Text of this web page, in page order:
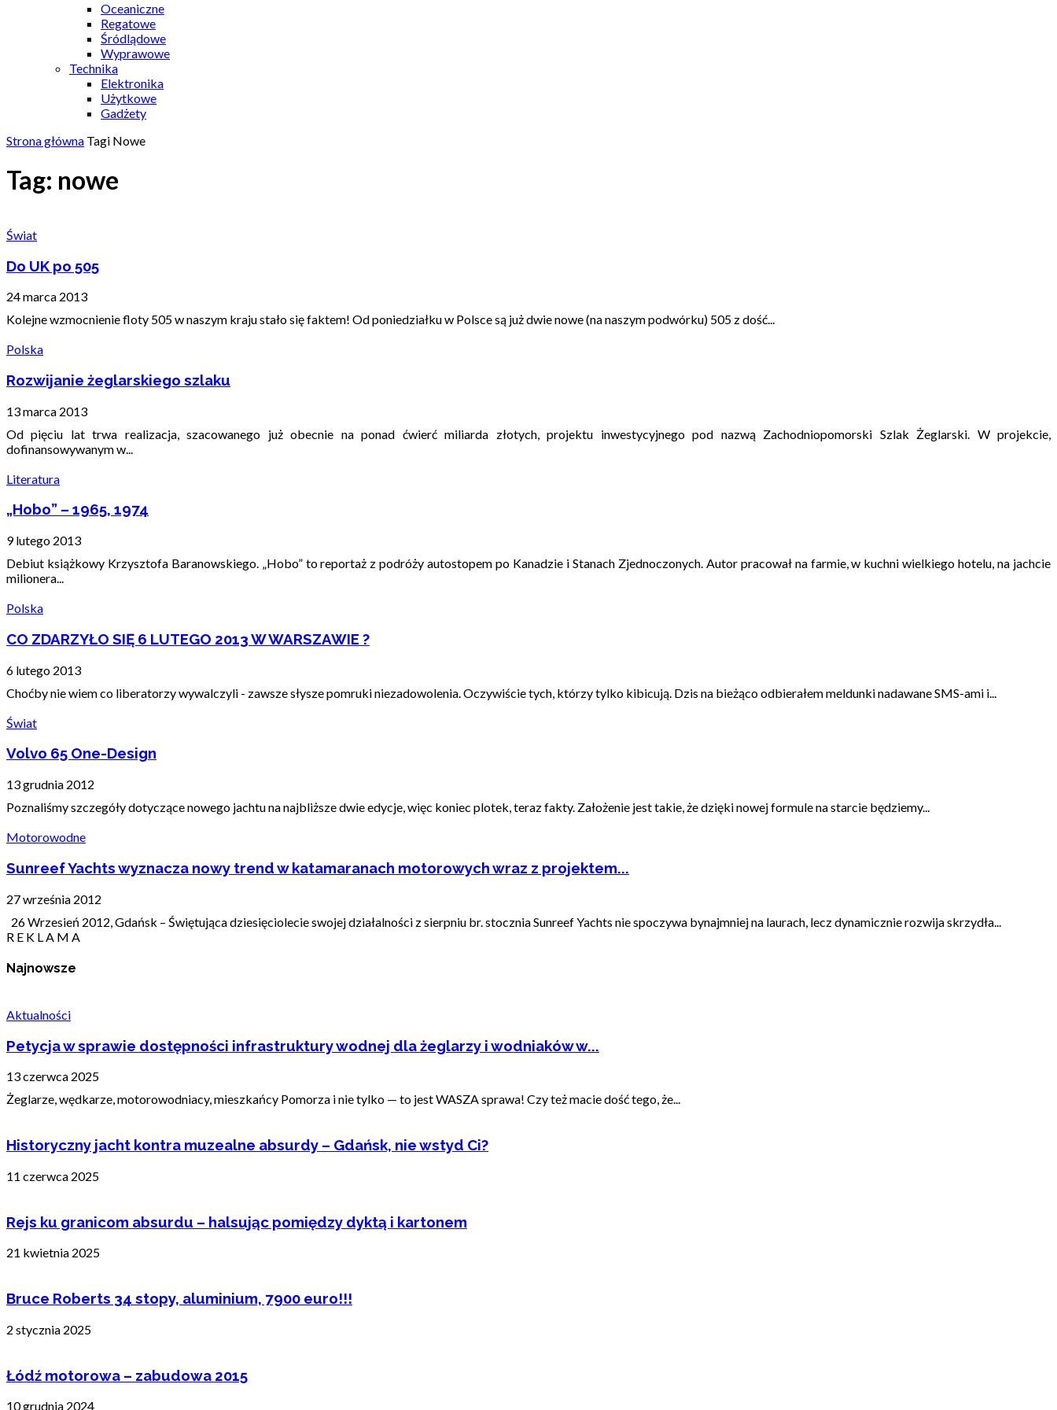
Oceaniczne
Regatowe
Śródlądowe
Wyprawowe
Technika
Elektronika
Użytkowe
Gadżety
Strona główna Tagi Nowe
Tag: nowe
Świat
Do UK po 505
24 marca 2013
Kolejne wzmocnienie floty 505 w naszym kraju stało się faktem! Od poniedziałku w Polsce są już dwie nowe (na naszym podwórku) 505 z dość...
Polska
Rozwijanie żeglarskiego szlaku
13 marca 2013
Od pięciu lat trwa realizacja, szacowanego już obecnie na ponad ćwierć miliarda złotych, projektu inwestycyjnego pod nazwą Zachodniopomorski Szlak Żeglarski. W projekcie,
dofinansowywanym w...
Literatura
„Hobo” – 1965, 1974
9 lutego 2013
Debiut książkowy Krzysztofa Baranowskiego. „Hobo” to reportaż z podróży autostopem po Kanadzie i Stanach Zjednoczonych. Autor pracował na farmie, w kuchni wielkiego hotelu, na jachcie
milionera...
Polska
CO ZDARZYŁO SIĘ 6 LUTEGO 2013 W WARSZAWIE ?
6 lutego 2013
Choćby nie wiem co liberatorzy wywalczyli - zawsze słysze pomruki niezadowolenia. Oczywiście tych, którzy tylko kibicują. Dzis na bieżąco odbierałem meldunki nadawane SMS-ami i...
Świat
Volvo 65 One-Design
13 grudnia 2012
Poznaliśmy szczegóły dotyczące nowego jachtu na najbliższe dwie edycje, więc koniec plotek, teraz fakty. Założenie jest takie, że dzięki nowej formule na starcie będziemy...
Motorowodne
Sunreef Yachts wyznacza nowy trend w katamaranach motorowych wraz z projektem...
27 września 2012
26 Wrzesień 2012, Gdańsk – Świętująca dziesięciolecie swojej działalności z sierpniu br. stocznia Sunreef Yachts nie spoczywa bynajmniej na laurach, lecz dynamicznie rozwija skrzydła...
R E K L A M A
Najnowsze
Aktualności
Petycja w sprawie dostępności infrastruktury wodnej dla żeglarzy i wodniaków w...
13 czerwca 2025
Żeglarze, wędkarze, motorowodniacy, mieszkańcy Pomorza i nie tylko — to jest WASZA sprawa! Czy też macie dość tego, że...
Historyczny jacht kontra muzealne absurdy – Gdańsk, nie wstyd Ci?
11 czerwca 2025
Rejs ku granicom absurdu – halsując pomiędzy dyktą i kartonem
21 kwietnia 2025
Bruce Roberts 34 stopy, aluminium, 7900 euro!!!
2 stycznia 2025
Łódź motorowa – zabudowa 2015
10 grudnia 2024